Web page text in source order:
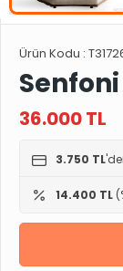
Ürün Kodu :
36.000TL
3.750 TL
14.400 TL